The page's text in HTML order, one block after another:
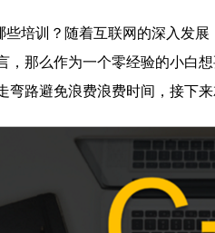
训？随着互联网的深入发展
，那么作为一个零经验的小白
弯路避免浪费浪费时间，接下